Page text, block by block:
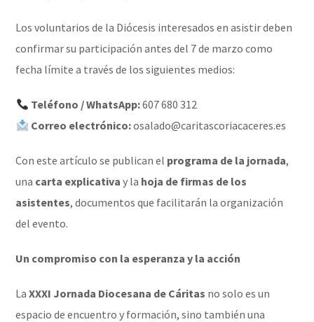
Los voluntarios de la Diócesis interesados en asistir deben
confirmar su participación antes del 7 de marzo como
fecha límite a través de los siguientes medios:
Teléfono / WhatsApp:607 680 312
Correo electrónico:osalado@caritascoriacaceres.es
Con este artículo se publican el programa de la jornada,
una carta explicativa y la hoja de firmas de los
asistentes, documentos que facilitarán la organización
del evento.
Un compromiso con la esperanza y la acción
LaXXXI Jornada Diocesana de Cáritas no solo es un
espacio de encuentro y formación, sino también una